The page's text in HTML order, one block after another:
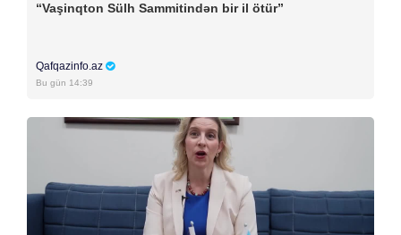
“Vaşinqton Sülh Sammitindən bir il ötür”
Qafqazinfo.az
Bu gün 14:39